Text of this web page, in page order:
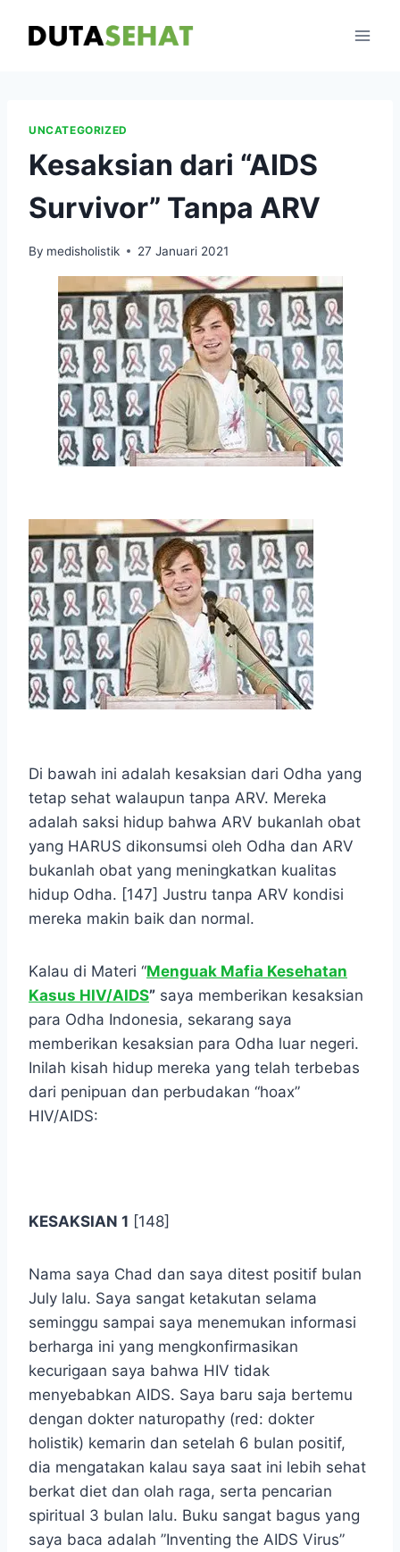
UNCATEGORIZED
Kesaksian dari “AIDS
Survivor” Tanpa ARV
By medisholistik 27 Januari 2021
Di bawah ini adalah kesaksian dari Odha yang
tetap sehat walaupun tanpa ARV. Mereka
adalah saksi hidup bahwa ARV bukanlah obat
yang HARUS dikonsumsi oleh Odha dan ARV
bukanlah obat yang meningkatkan kualitas
hidup Odha. [147] Justru tanpa ARV kondisi
mereka makin baik dan normal.
Kalau di Materi “Menguak Mafia Kesehatan
Kasus HIV/AIDS” saya memberikan kesaksian
para Odha Indonesia, sekarang saya
memberikan kesaksian para Odha luar negeri.
Inilah kisah hidup mereka yang telah terbebas
dari penipuan dan perbudakan “hoax”
HIV/AIDS:
KESAKSIAN 1 [148]
Nama saya Chad dan saya ditest positif bulan
July lalu. Saya sangat ketakutan selama
seminggu sampai saya menemukan informasi
berharga ini yang mengkonfirmasikan
kecurigaan saya bahwa HIV tidak
menyebabkan AIDS. Saya baru saja bertemu
dengan dokter naturopathy (red: dokter
holistik) kemarin dan setelah 6 bulan positif,
dia mengatakan kalau saya saat ini lebih sehat
berkat diet dan olah raga, serta pencarian
spiritual 3 bulan lalu. Buku sangat bagus yang
saya baca adalah ”Inventing the AIDS Virus”